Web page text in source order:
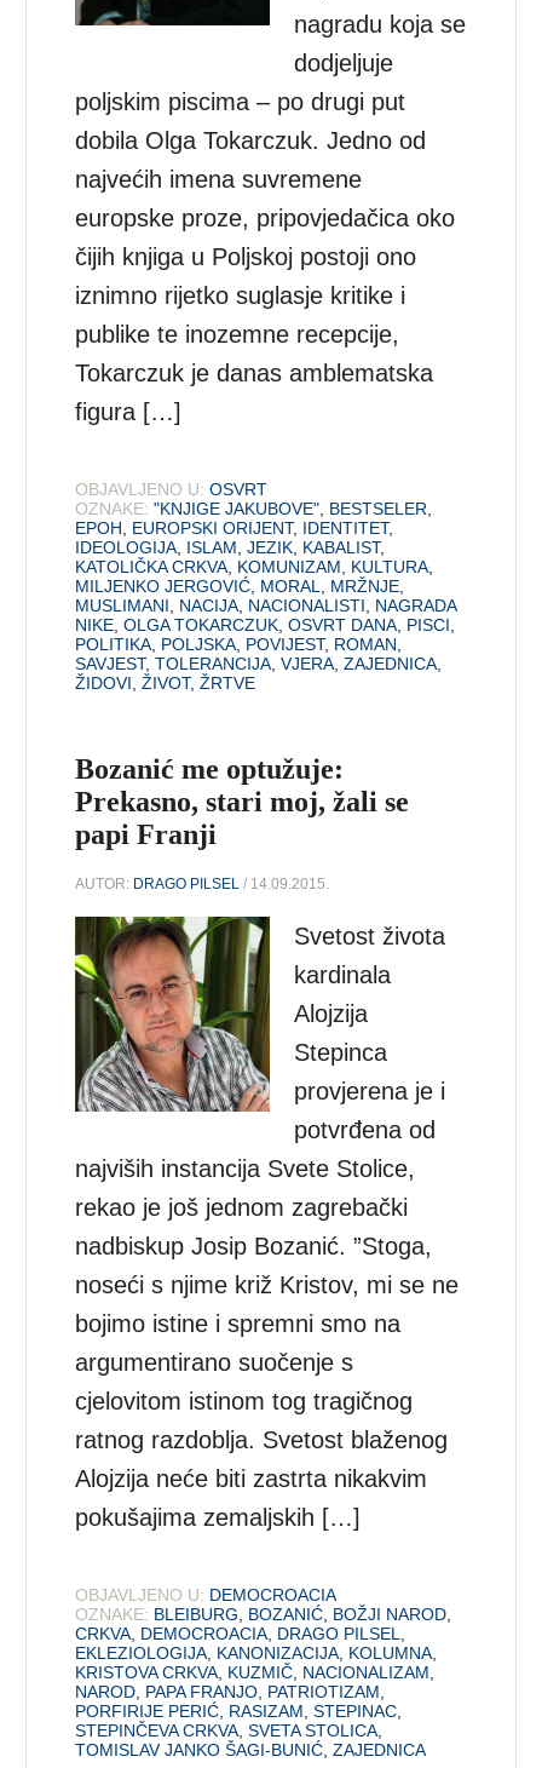
nagradu koja se
dodjeljuje
poljskim piscima – po drugi put
dobila Olga Tokarczuk. Jedno od
najvećih imena suvremene
europske proze, pripovjedačica oko
čijih knjiga u Poljskoj postoji ono
iznimno rijetko suglasje kritike i
publike te inozemne recepcije,
Tokarczuk je danas amblematska
figura […]
OBJAVLJENO U: OSVRT
OZNAKE: "KNJIGE JAKUBOVE" BESTSELER
EPOH
EUROPSKI ORIJENT, IDENTITET,
IDEOLOGIJA ISLAM ,JEZIK KABALIST,
KATOLIČKA CRKVA KOMUNIZAM KULTURA
MILJENKO JERGOVIĆ MORAL MRŽNJE
MUSLIMANI
NACIJA NACIONALISTI
NAGRADA
NIKE ,OLGA TOKARCZUK ,OSVRT DANA PISCI
POLITIKA POLJSKA POVIJEST, ROMAN
SAVJEST,TOLERANCIJA ,VJERA ,ZAJEDNICA
ŽIDOVI ,ŽIVOT,ŽRTVE
Bozanić me optužuje:
Prekasno, stari moj, žali se
papi Franji
AUTOR: DRAGO PILSEL / 14.09.2015.
Svetost života
kardinala
Alojzija
Stepinca
provjerena je i
potvrđena od
najviših instancija Svete Stolice,
rekao je još jednom zagrebački
nadbiskup Josip Bozanić. ”Stoga,
noseći s njime križ Kristov, mi se ne
bojimo istine i spremni smo na
argumentirano suočenje s
cjelovitom istinom tog tragičnog
ratnog razdoblja. Svetost blaženog
Alojzija neće biti zastrta nikakvim
pokušajima zemaljskih […]
OBJAVLJENO U: DEMOCROACIA
OZNAKE: BLEIBURG BOZANIĆ BOŽJI NAROD
CRKVA DEMOCROACIA DRAGO PILSEL
EKLEZIOLOGIJA KANONIZACIJA KOLUMNA
KRISTOVA CRKVA KUZMIČ NACIONALIZAM
NAROD PAPA FRANJO PATRIOTIZAM
PORFIRIJE PERIĆ RASIZAM ,STEPINAC
STEPINČEVA CRKVA ,SVETA STOLICA
TOMISLAV JANKO ŠAGI-BUNIĆ ,ZAJEDNICA